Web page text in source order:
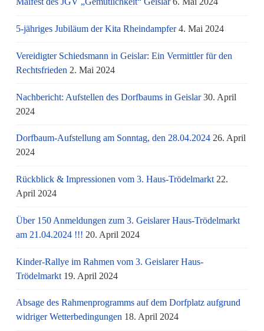
5-jähriges Jubiläum der Kita Rheindampfer 4. Mai 2024
Vereidigter Schiedsmann in Geislar: Ein Vermittler für den
Rechtsfrieden 2. Mai 2024
Nachbericht: Aufstellen des Dorfbaums in Geislar 30. April
2024
Dorfbaum-Aufstellung am Sonntag, den 28.04.2024 26. April
2024
Rückblick & Impressionen vom 3. Haus-Trödelmarkt 22.
April 2024
Über 150 Anmeldungen zum 3. Geislarer Haus-Trödelmarkt
am 21.04.2024 !!! 20. April 2024
Kinder-Rallye im Rahmen vom 3. Geislarer Haus-
Trödelmarkt 19. April 2024
Absage des Rahmenprogramms auf dem Dorfplatz aufgrund
widriger Wetterbedingungen 18. April 2024